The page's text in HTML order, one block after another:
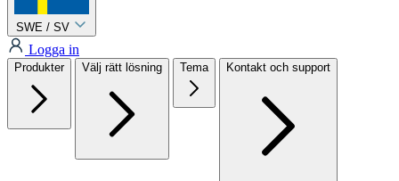
SWE / SV
Logga in
Produkter Välj rätt lösning Tema Kontakt och support